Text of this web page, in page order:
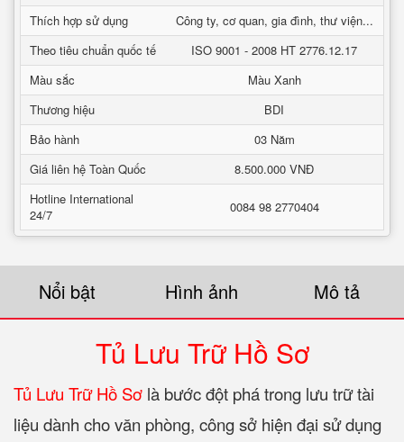
Thích hợp sử dụng
Công ty, cơ quan, gia đình, thư viện...
Theo tiêu chuẩn quốc tế
ISO 9001 - 2008 HT 2776.12.17
Màu sắc
Màu Xanh
Thương hiệu
BDI
Bảo hành
03 Năm
Giá liên hệ Toàn Quốc
8.500.000 VNĐ
Hotline International
24/7
0084 98 2770404
Nổi bật Hình ảnh Mô tả
Tủ Lưu Trữ Hồ Sơ
Tủ Lưu Trữ Hồ Sơ là bước đột phá trong lưu trữ tài
liệu dành cho văn phòng, công sở hiện đại sử dụng